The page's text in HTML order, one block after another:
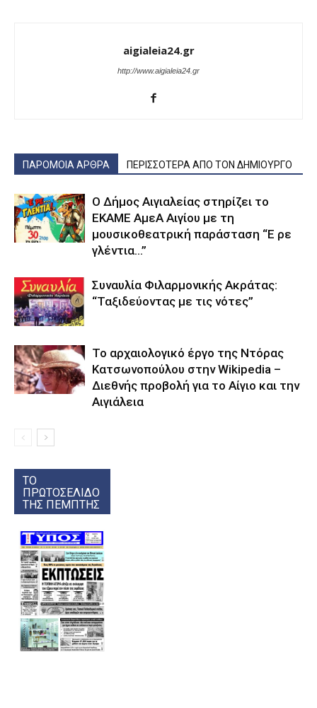
aigialeia24.gr
http://www.aigialeia24.gr
ΠΑΡΟΜΟΙΑ ΑΡΘΡΑ ΠΕΡΙΣΣΟΤΕΡΑ ΑΠΟ ΤΟΝ ΔΗΜΙΟΥΡΓΟ
Ο Δήμος Αιγιαλείας στηρίζει το
ΕΚΑΜΕ ΑμεΑ Αιγίου με τη
μουσικοθεατρική παράσταση “Ε ρε
γλέντια…”
Συναυλία Φιλαρμονικής Ακράτας:
“Ταξιδεύοντας με τις νότες”
Το αρχαιολογικό έργο της Ντόρας
Κατσωνοπούλου στην Wikipedia –
Διεθνής προβολή για το Αίγιο και την
Αιγιάλεια
ΤΟ
ΠΡΩΤΟΣΕΛΙΔΟ
ΤΗΣ ΠΕΜΠΤΗΣ